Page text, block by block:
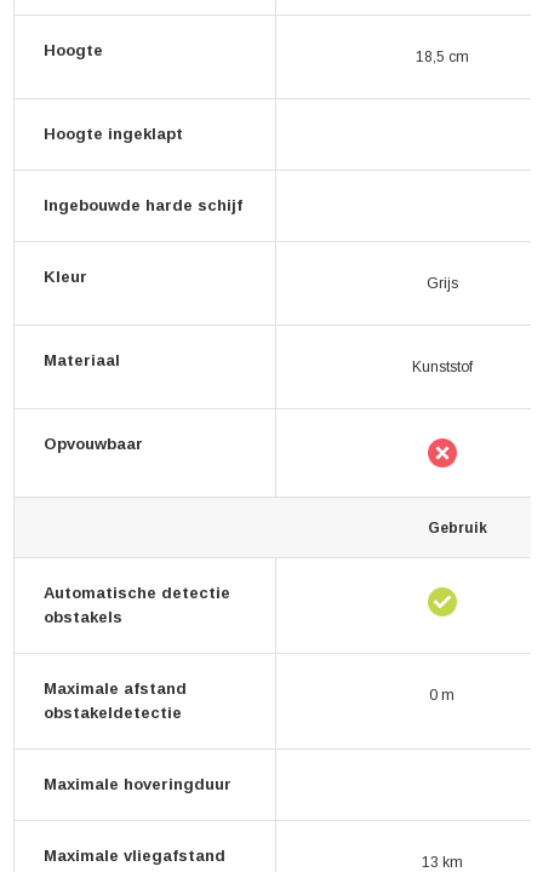
Hoogte 18,5 cm
Hoogte ingeklapt
Ingebouwde harde schijf
Kleur Grijs
Materiaal Kunststof
Opvouwbaar
Gebruik
Automatische detectie
obstakels
Maximale afstand
obstakeldetectie
0 m
Maximale hoveringduur
Maximale vliegafstand 13 km